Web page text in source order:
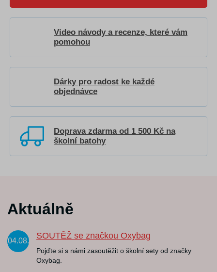
Video návody a recenze, které vám
pomohou
Dárky pro radost ke každé
objednávce
Doprava zdarma od 1 500 Kč na
školní batohy
Aktuálně
04.08.
SOUTĚŽ se značkou Oxybag
Pojďte si s námi zasoutěžit o školní sety od značky
Oxybag.